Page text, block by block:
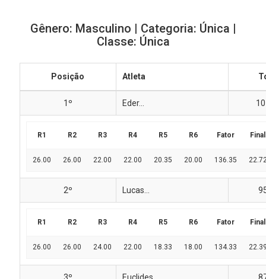
Gênero: Masculino | Categoria: Única |
Classe: Única
Posição Atleta
1º Eder...
R1 R2 R3 R4 R5 R6 Fator Final
26.00 26.00 22.00 22.00 20.35 20.00 136.35
2º Lucas...
R1 R2 R3 R4 R5 R6 Fator Final
26.00 26.00 24.00 22.00 18.33 18.00 134.33